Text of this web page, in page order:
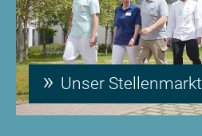
Unser Stellenmarkt